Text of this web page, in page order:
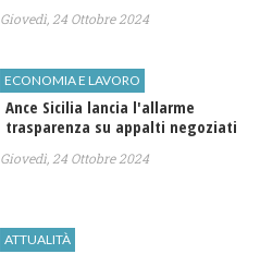
Giovedì, 24 Ottobre 2024
ECONOMIA E LAVORO
Ance Sicilia lancia l'allarme
trasparenza su appalti negoziati
Giovedì, 24 Ottobre 2024
ATTUALITÀ